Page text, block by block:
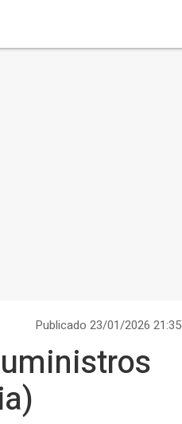
Publicado 23/01/2026 21:35